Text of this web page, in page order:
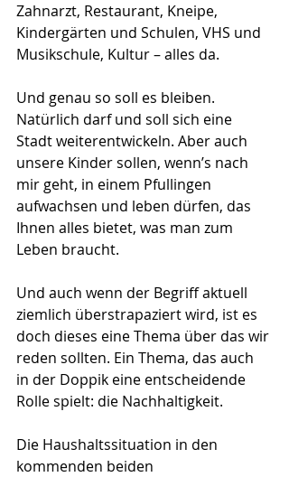
Zahnarzt, Restaurant, Kneipe,
Kindergärten und Schulen, VHS und
Musikschule, Kultur – alles da.
Und genau so soll es bleiben.
Natürlich darf und soll sich eine
Stadt weiterentwickeln. Aber auch
unsere Kinder sollen, wenn’s nach
mir geht, in einem Pfullingen
aufwachsen und leben dürfen, das
Ihnen alles bietet, was man zum
Leben braucht.
Und auch wenn der Begriff aktuell
ziemlich überstrapaziert wird, ist es
doch dieses eine Thema über das wir
reden sollten. Ein Thema, das auch
in der Doppik eine entscheidende
Rolle spielt: die Nachhaltigkeit.
Die Haushaltssituation in den
kommenden beiden